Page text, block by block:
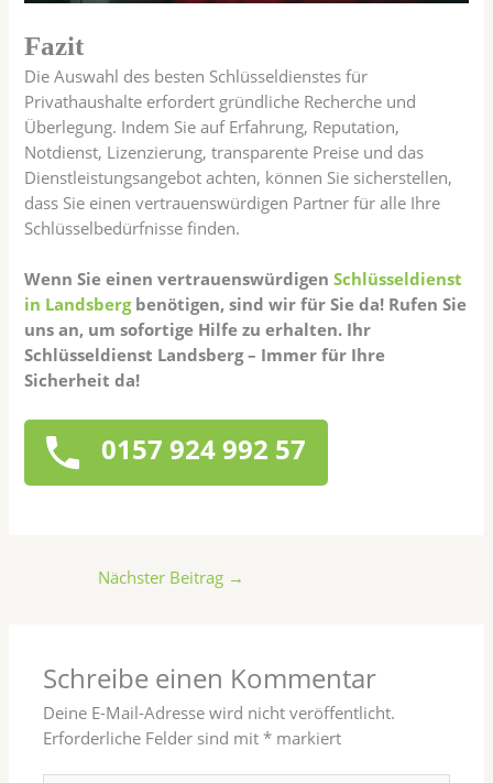
Fazit
Die Auswahl des besten Schlüsseldienstes für
Privathaushalte erfordert gründliche Recherche und
Überlegung. Indem Sie auf Erfahrung, Reputation,
Notdienst, Lizenzierung, transparente Preise und das
Dienstleistungsangebot achten, können Sie sicherstellen,
dass Sie einen vertrauenswürdigen Partner für alle Ihre
Schlüsselbedürfnisse finden.
Wenn Sie einen vertrauenswürdigenSchlüsseldienst
in Landsbergbenötigen, sind wir für Sie da! Rufen Sie
uns an, um sofortige Hilfe zu erhalten. Ihr
Schlüsseldienst Landsberg – Immer für Ihre
Sicherheit da!
0157 924 992 57
Nächster Beitrag →
Schreibe einen Kommentar
Deine E-Mail-Adresse wird nicht veröffentlicht.
Erforderliche Felder sind mit* markiert